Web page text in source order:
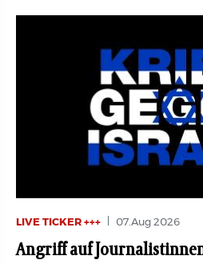
LIVE TICKER +++ 07.Aug 2026
Angriff auf